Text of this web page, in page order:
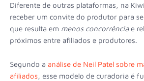
Diferente de outras plataformas, na
receber um convite do produtor para
que resulta em menos concorrênciae
próximos entre afiliados e produtores.
Segundo a análise de Neil Patel sobre
afiliados, esse modelo de curadoria é